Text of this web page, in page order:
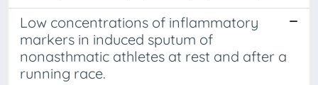
Low concentrations of inflammatory
markers in induced sputum of
nonasthmatic athletes at rest and after a
running race.